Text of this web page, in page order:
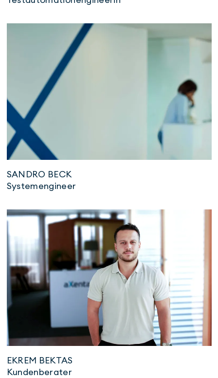
SANDRO BECK
Systemengineer
EKREM BEKTAS
Kundenberater